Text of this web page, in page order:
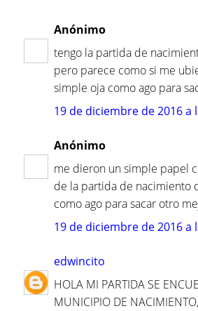
Anónimo
tengo la partida de
pero parece como si me
simple oja como ago para
19 de diciembre de 2016 a
Anónimo
me dieron un simple papel
de la partida de nacimiento
como ago para sacar otro
19 de diciembre de 2016 a
edwincito
HOLA MI PARTIDA SE
MUNICIPIO DE